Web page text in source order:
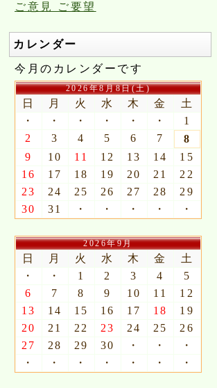
ご意見 ご要望
カレンダー
今月のカレンダーです
2026年8月8日(土)
日 月 火 水 木 金
土
・
・ ・ ・ ・ ・
1
2
3 4 5 6 7
8
9
10 11 12 13 14
15
16
17 18 19 20 21
22
23
24 25 26 27 28
29
30
31 ・ ・ ・ ・ ・
2026年9月
日 月 火 水 木 金
土
・
・ 1 2 3 4
5
6
7 8 9 10 11
12
13
14 15 16 17 18
19
20
21 22 23 24 25
26
27
28 29 30 ・ ・
・
・
・ ・ ・ ・ ・ ・